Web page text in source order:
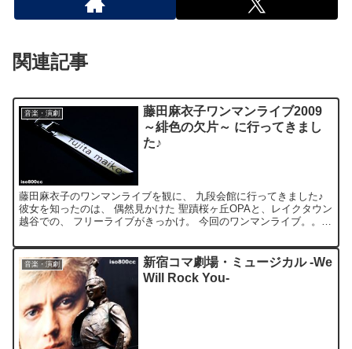
関連記事
音楽・演劇
藤田麻衣子ワンマンライブ2009
～緋色の欠片～ に行ってきまし
た♪
藤田麻衣子のワンマンライブを観に、 九段会館に行ってきました♪
彼女を知ったのは、 偶然見かけた 聖蹟桜ヶ丘OPAと、レイクタウン
越谷での、 フリーライブがきっかけ。 今回のワンマンライブ。。。
音楽・演劇
新宿コマ劇場・ミュージカル -We
Will Rock You-